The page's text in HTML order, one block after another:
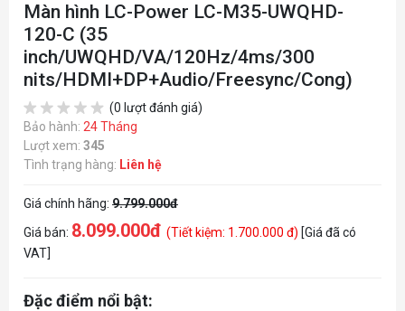
Màn hình LC-Power LC-M35-UWQHD-
120-C (35
inch/UWQHD/VA/120Hz/4ms/300
nits/HDMI+DP+Audio/Freesync/Cong)
(0 lượt đánh giá)
Bảo hành: 24 Tháng
Lượt xem: 345
Tình trạng hàng: Liên hệ
Giá chính hãng: 9.799.000đ
Giá bán: 8.099.000đ (Tiết kiệm: 1.700.000 đ) [Giá đã có
VAT]
Đặc điểm nổi bật: